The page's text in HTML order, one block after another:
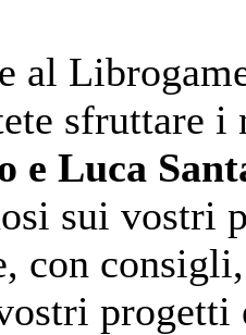
al
sfruttare
e Luca
sui vostri
con